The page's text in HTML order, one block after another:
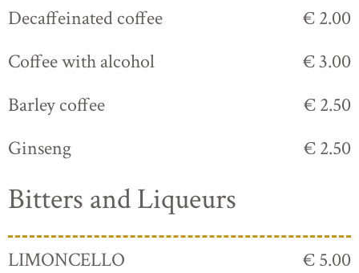
Decaffeinated coffee
€ 2.00
Coffee with alcohol
€ 3.00
Barley coffee
€ 2.50
Ginseng
€ 2.50
Bitters and Liqueurs
LIMONCELLO € 5.00